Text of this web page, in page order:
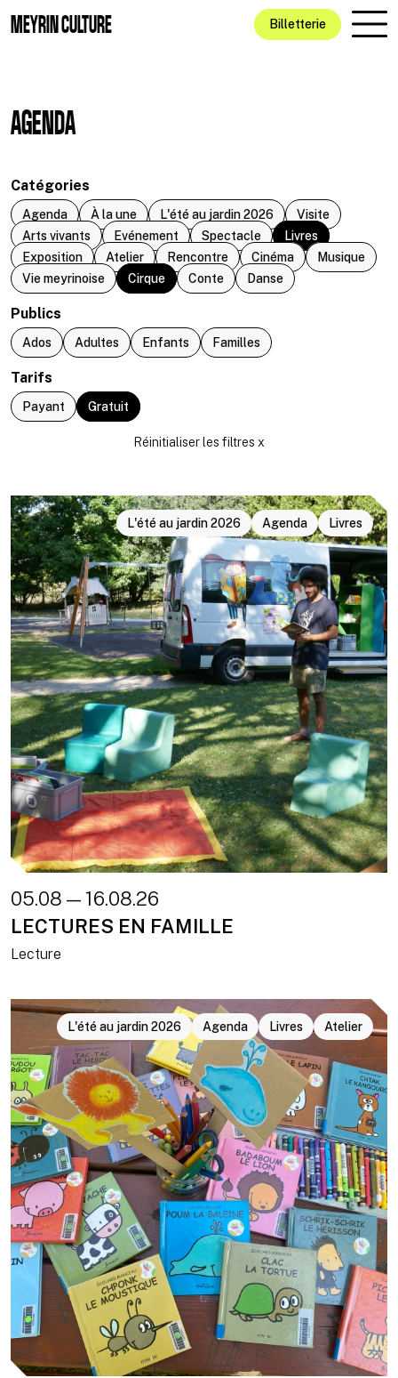
MEYRIN CULTURE Billetterie
AGENDA
Catégories
Agenda À la une L'été au jardin 2026
Visite
Arts vivants
Evénement Spectacle
Livres
Exposition
Atelier Rencontre Cinéma
Musique
Vie meyrinoise
Cirque Conte Danse
Publics
Ados Adultes Enfants Familles
Tarifs
Payant Gratuit
L'été au jardin 2026 Agenda Livres
05.08 — 16.08.26
LECTURES EN FAMILLE
Lecture
L'été au jardin 2026 Agenda Livres Atelier